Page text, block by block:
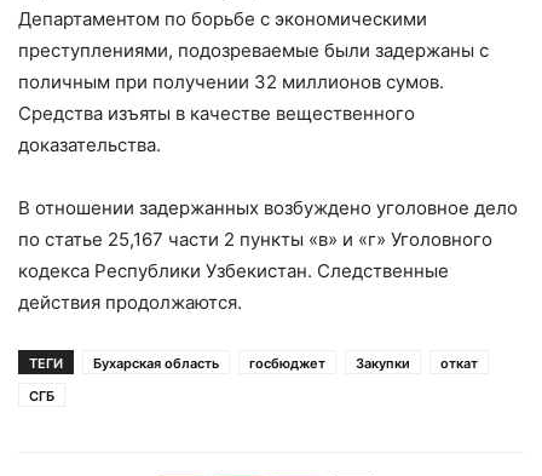
Департаментом по борьбе с экономическими
преступлениями, подозреваемые были задержаны с
поличным при получении 32 миллионов сумов.
Средства изъяты в качестве вещественного
доказательства.
В отношении задержанных возбуждено уголовное дело
по статье 25,167 части 2 пункты «в» и «г» Уголовного
кодекса Республики Узбекистан. Следственные
действия продолжаются.
ТЕГИ Бухарская область госбюджет Закупки
откат
СГБ